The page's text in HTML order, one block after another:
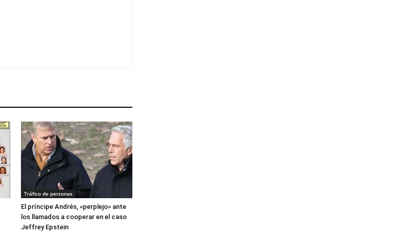
Tráfico de personas
El príncipe Andrés, «perplejo» ante
los llamados a cooperar en el caso
Jeffrey Epstein